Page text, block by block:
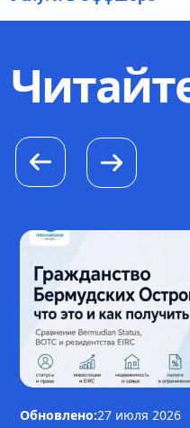
Обновлено:27 июля 2026